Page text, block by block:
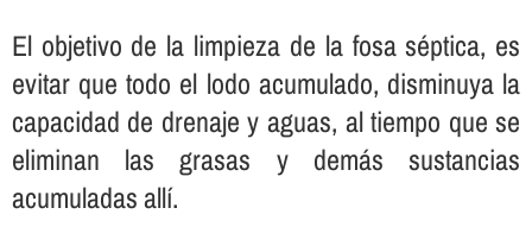
El objetivo de la limpieza de la fosa séptica, es
evitar que todo el lodo acumulado, disminuya la
capacidad de drenaje y aguas, al tiempo que se
eliminan las grasas y demás sustancias
acumuladas allí­.